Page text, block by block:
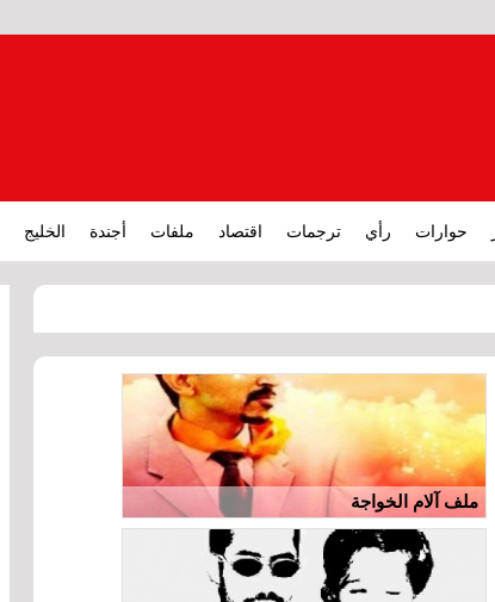
حوارات رأي ترجمات اقتصاد ملفات أجندة الخليج
ملف آلام الخواجة